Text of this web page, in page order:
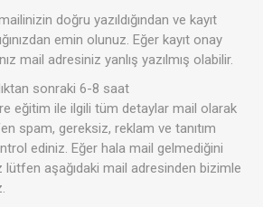
doğru yazıldığından ve kayıt
emin olunuz. Eğer kayıt onay
mail adresiniz yanlış yazılmış olabilir.
sonraki 6-8 saat
eğitim ile ilgili tüm detaylar mail olarak
spam, gereksiz, reklam ve tanıtım
ediniz. Eğer hala mail gelmediğini
lütfen aşağıdaki mail adresinden bizimle